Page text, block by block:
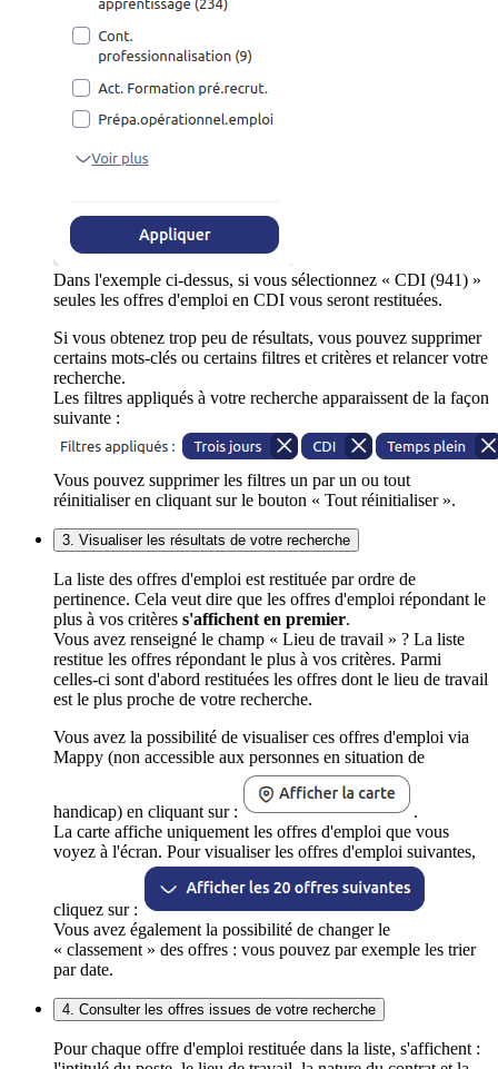
Dans l'exemple ci-dessus, si vous sélectionnez « CDI (941) »
seules les offres d'emploi en CDI vous seront restituées.
Si vous obtenez trop peu de résultats, vous pouvez supprimer
certains mots-clés ou certains filtres et critères et relancer votre
recherche.
Les filtres appliqués à votre recherche apparaissent de la façon
suivante :
Vous pouvez supprimer les filtres un par un ou tout
réinitialiser en cliquant sur le bouton « Tout réinitialiser ».
3. Visualiser les résultats de votre recherche
La liste des offres d'emploi est restituée par ordre de
pertinence. Cela veut dire que les offres d'emploi répondant le
plus à vos critères s'affichent en premier.
Vous avez renseigné le champ « Lieu de travail » ? La liste
restitue les offres répondant le plus à vos critères. Parmi
celles-ci sont d'abord restituées les offres dont le lieu de travail
est le plus proche de votre recherche.
Vous avez la possibilité de visualiser ces offres d'emploi via
Mappy (non accessible aux personnes en situation de
handicap) en cliquant sur :
.
La carte affiche uniquement les offres d'emploi que vous
voyez à l'écran. Pour visualiser les offres d'emploi suivantes,
cliquez sur :
Vous avez également la possibilité de changer le
« classement » des offres : vous pouvez par exemple les trier
par date.
4. Consulter les offres issues de votre recherche
Pour chaque offre d'emploi restituée dans la liste, s'affichent :